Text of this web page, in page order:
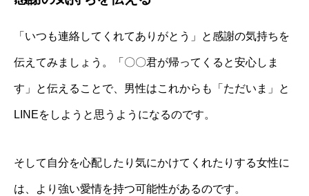
「いつも連絡してくれてありがとう」と感謝の気持ちを
伝えてみましょう。「〇〇君が帰ってくると安心しま
す」と伝えることで、男性はこれからも「ただいま」と
LINEをしようと思うようになるのです。
そして自分を心配したり気にかけてくれたりする女性に
は、より強い愛情を持つ可能性があるのです。